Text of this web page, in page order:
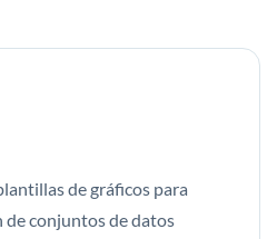
de gráficos para
conjuntos de datos